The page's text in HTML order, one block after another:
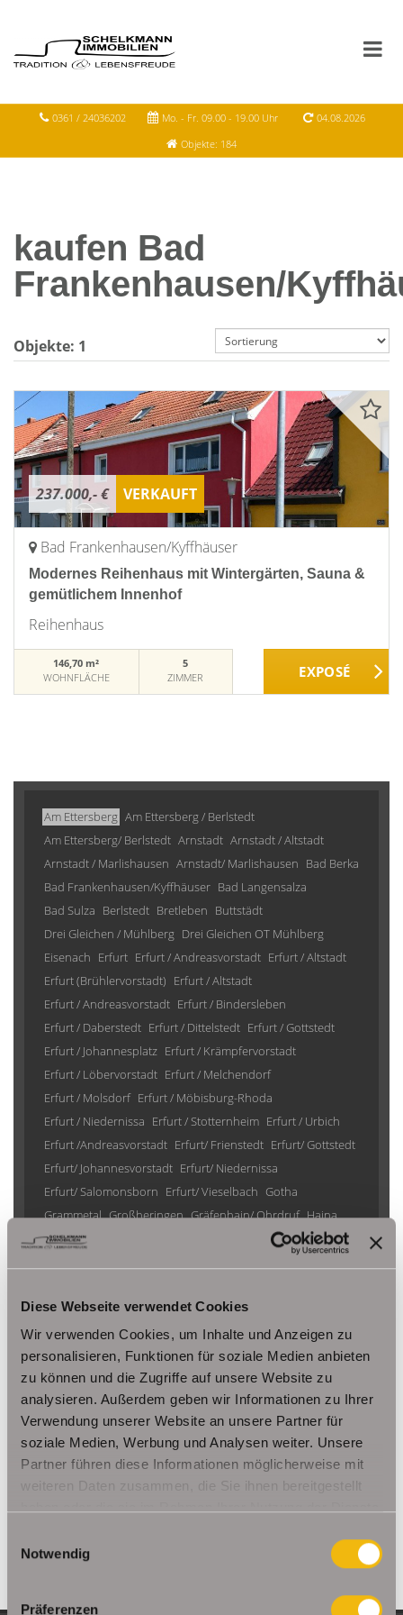
Diese Webseite verwendet Cookies
Wir verwenden Cookies, um Inhalte und Anzeigen zu
personalisieren, Funktionen für soziale Medien anbieten
zu können und die Zugriffe auf unsere Website zu
analysieren. Außerdem geben wir Informationen zu Ihrer
Verwendung unserer Website an unsere Partner für
soziale Medien, Werbung und Analysen weiter. Unsere
Partner führen diese Informationen möglicherweise mit
weiteren Daten zusammen, die Sie ihnen bereitgestellt
Notwendig
Präferenzen
0361 / 24036202 Mo. - Fr. 09.00 - 19.00 Uhr
04.08.2026
Objekte: 184
kaufen Bad
Frankenhausen/
Objekte: 1
237.000,- € VERKAUFT
Bad Frankenhausen/Kyffhäuser
Modernes Reihenhaus mit Wintergärten, Sauna &
gemütlichem Innenhof
Reihenhaus
146,70 m²
WOHNFLÄCHE
5
ZIMMER
Am Ettersberg Am Ettersberg / Berlstedt
Am Ettersberg/ Berlstedt Arnstadt Arnstadt / Altstadt
Arnstadt / Marlishausen Arnstadt/ Marlishausen Bad Berka
Bad Frankenhausen/Kyffhäuser Bad Langensalza
Bad Sulza Berlstedt Bretleben Buttstädt
Drei Gleichen / Mühlberg Drei Gleichen OT Mühlberg
Eisenach Erfurt Erfurt / Andreasvorstadt Erfurt / Altstadt
Erfurt (Brühlervorstadt) Erfurt / Altstadt
Erfurt / Andreasvorstadt Erfurt / Bindersleben
Erfurt / Daberstedt Erfurt / Dittelstedt Erfurt / Gottstedt
Erfurt / Johannesplatz Erfurt / Krämpfervorstadt
Erfurt / Löbervorstadt Erfurt / Melchendorf
Erfurt / Molsdorf Erfurt / Möbisburg-Rhoda
Erfurt / Niedernissa Erfurt / Stotternheim Erfurt / Urbich
Erfurt /Andreasvorstadt Erfurt/ Frienstedt Erfurt/ Gottstedt
Erfurt/ Johannesvorstadt Erfurt/ Niedernissa
Erfurt/ Salomonsborn Erfurt/ Vieselbach Gotha
Grammetal Großheringen Gräfenhain/ Ohrdruf Haina
Herbsleben
Ohrdruf Riethnordhausen Ruhla
Saalfeld/Saale / Remschütz Steinbach-Hallenberg/ Viernau
Tonna / Gräfentonna Udestedt
Unstrut- Hainich /Großengottern
Weimar / Legefeld
Immo Am Ettersberg Haus Am Ettersberg Häuser Am Ettersberg
kaufen Am Ettersberg Immobilie Am Ettersberg Immobilien Am
Ettersberg
Hauskauf Am Ettersberg
Immobilienkauf Am